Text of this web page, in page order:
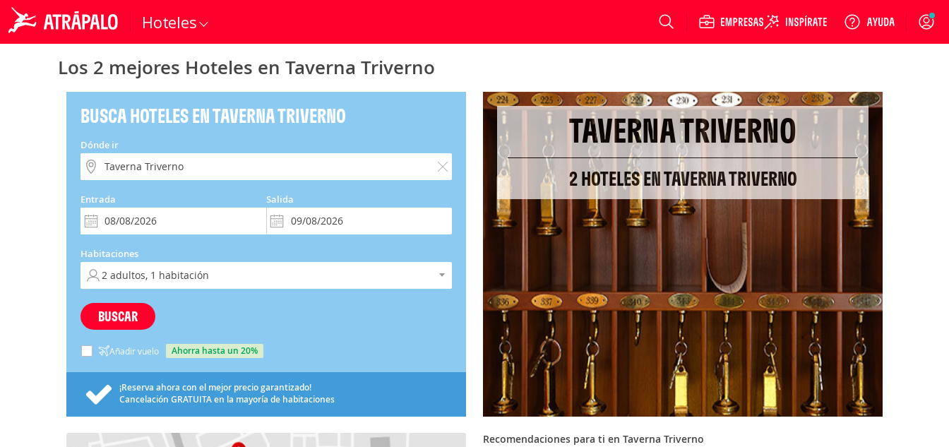
Hoteles Login
Los 2 mejores Hoteles en Taverna Triverno
BUSCA HOTELES EN TAVERNA TRIVERNO
Dónde ir
Entrada Salida
Habitaciones
BUSCAR
Añadir vuelo ahorra hasta un 20%
¡Reserva ahora con el mejor precio garantizado!
Cancelación GRATUITAen la mayoría de habitaciones
TAVERNA TRIVERNO
2 HOTELES EN TAVERNA TRIVERNO
Recomendaciones para ti en Taverna Triverno